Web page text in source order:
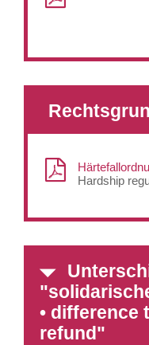
Hardship
• difference
refund"